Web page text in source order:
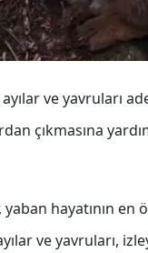
ve yavruları
çıkmasına
hayatının
ve yavruları,